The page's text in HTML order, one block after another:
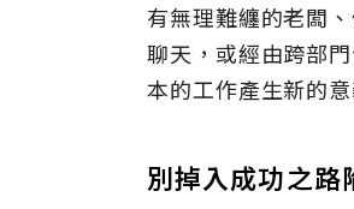
有無理難纏的老闆
聊天，或經由跨部
本的工作產生新的意
別掉入成功之路